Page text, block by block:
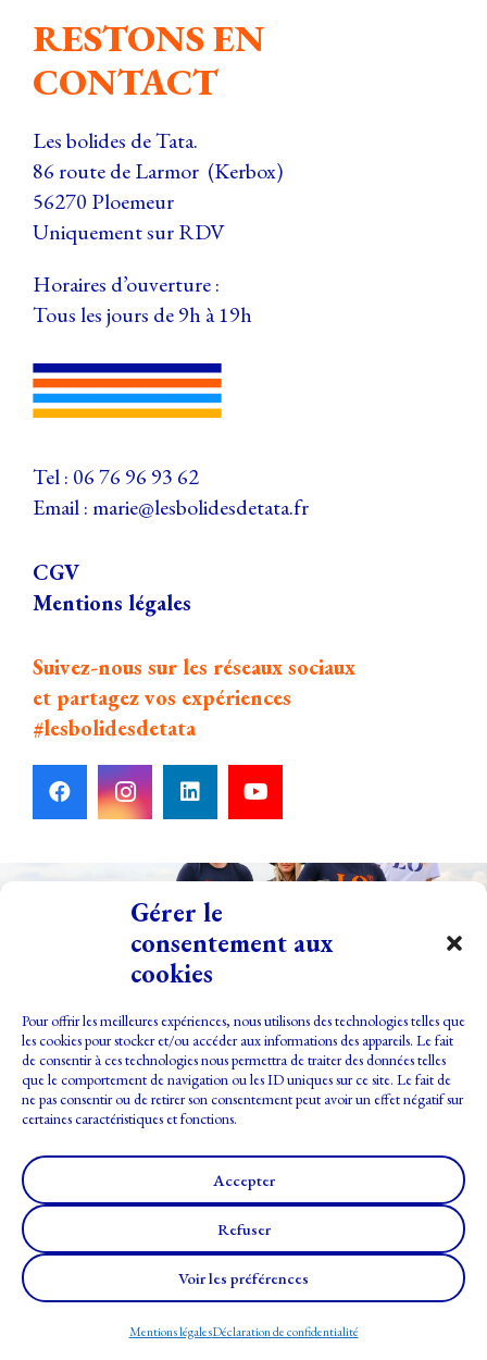
Gérer le
consentement aux
cookies
Pour offrir les meilleures expériences, nous utilisons des technologies telles que
les cookies pour stocker et/ou accéder aux informations des appareils. Le fait
de consentir à ces technologies nous permettra de traiter des données telles
que le comportement de navigation ou les ID uniques sur ce site. Le fait de
ne pas consentir ou de retirer son consentement peut avoir un effet négatif sur
certaines caractéristiques et fonctions.
Accepter
Refuser
Voir les préférences
Mentions légalesDéclaration de confidentialité
RESTONS EN
CONTACT
Les bolides de Tata.
86 route de Larmor (Kerbox)
56270 Ploemeur
Uniquement sur RDV
Horaires d’ouverture :
Tous les jours de 9h à 19h
Tel : 06 76 96 93 62
Email :marie@lesbolidesdetata.fr
CGV
Mentions légales
Suivez-nous sur les réseaux sociaux
et partagez vos expériences
#lesbolidesdetata
la Coquille Web– Design :